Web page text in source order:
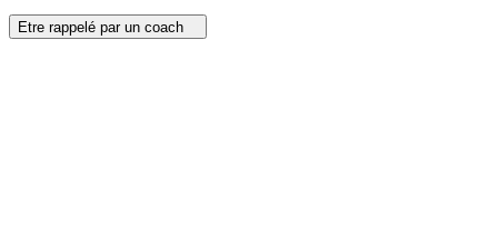
Etre rappelé par un coach